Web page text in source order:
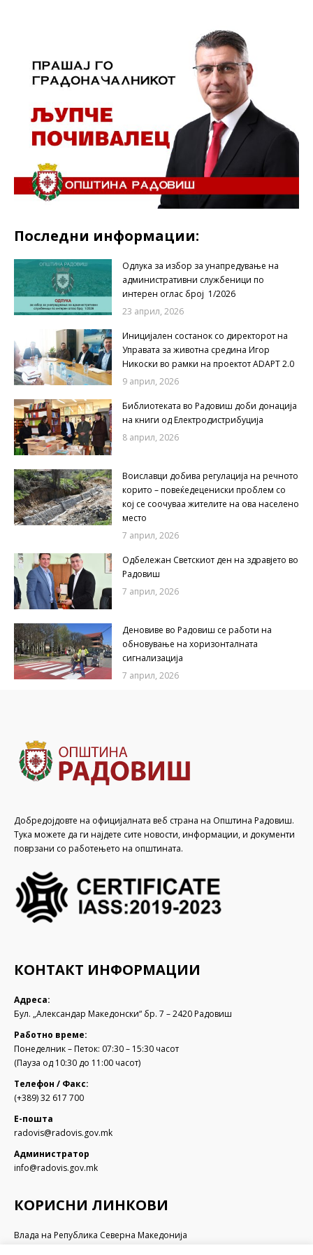
Последни информации:
Одлука за избор за унапредување на
административни службеници по
интерен оглас број 1/2026
23 април, 2026
Иницијален состанок со директорот на
Управата за животна средина Игор
Никоски во рамки на проектот ADAPT 2.0
9 април, 2026
Библиотеката во Радовиш доби донација
на книги од Електродистрибуција
8 април, 2026
Воиславци добива регулација на речното
корито – повеќедецениски проблем со
кој се соочуваа жителите на ова населено
место
7 април, 2026
Одбележан Светскиот ден на здравјето во
Радовиш
7 април, 2026
Деновиве во Радовиш се работи на
обновување на хоризонталната
сигнализација
7 април, 2026
Добредојдовте на официјалната веб страна на Општина Радовиш.
Тука можете да ги најдете сите новости, информации, и документи
поврзани со работењето на општината.
КОНТАКТ ИНФОРМАЦИИ
Адреса:
Бул. „Александар Македонски“ бр. 7 – 2420 Радовиш
Работно време:
Понеделник – Петок: 07:30 – 15:30 часот
(Пауза од 10:30 до 11:00 часот)
Телефон / Факс:
(+389) 32 617 700
Е-пошта
radovis@radovis.gov.mk
Администратор
info@radovis.gov.mk
КОРИСНИ ЛИНКОВИ
Влада на Република Северна Македонија